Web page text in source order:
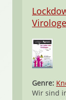
Genre:
Wir sind